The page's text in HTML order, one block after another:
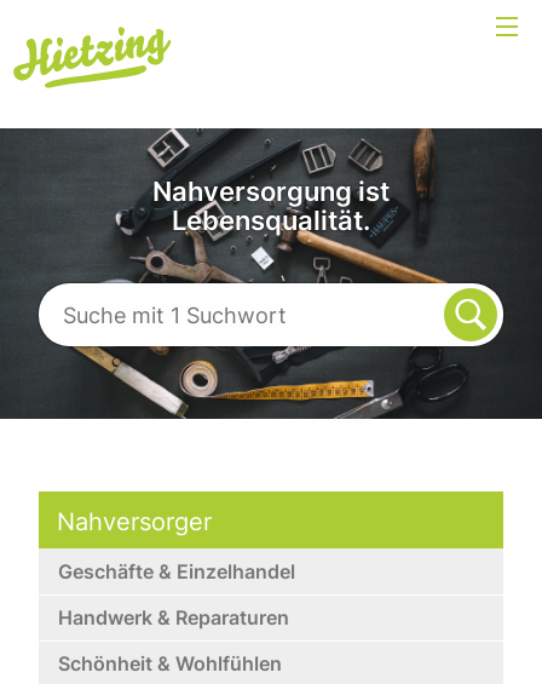
Nahversorgung ist
Lebensqualität.
Nahversorger
Geschäfte & Einzelhandel
Handwerk & Reparaturen
Schönheit & Wohlfühlen